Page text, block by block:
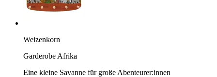
Weizenkorn
Garderobe Afrika
Eine kleine Savanne für große Abenteurer:innen